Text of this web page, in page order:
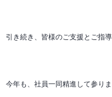
引き続き、皆様のご支援とご指
今年も、社員一同精進して参り